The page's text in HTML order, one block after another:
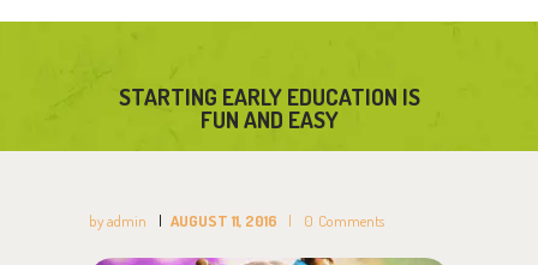
STARTING EARLY EDUCATION IS
FUN AND EASY
by admin AUGUST 11, 2016 0 Comments